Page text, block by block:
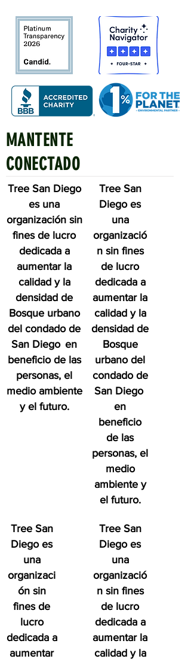
MANTENTE
CONECTADO
Tree San Diego
es una
organización sin
fines de lucro
dedicada a
aumentar la
calidad y la
densidad de
Bosque urbano
del condado de
San Diego en
beneficio de las
personas, el
medio ambiente
y el futuro.
Tree San
Diego es
una
organizaci
ón sin
fines de
lucro
dedicada a
aumentar
Tree San
Diego es
una
organizació
n sin fines
de lucro
dedicada a
aumentar la
calidad y la
densidad de
Bosque
urbano del
condado de
San Diego
en
beneficio
de las
personas, el
medio
ambiente y
el futuro.
Tree San
Diego es
una
organizació
n sin fines
de lucro
dedicada a
aumentar la
calidad y la